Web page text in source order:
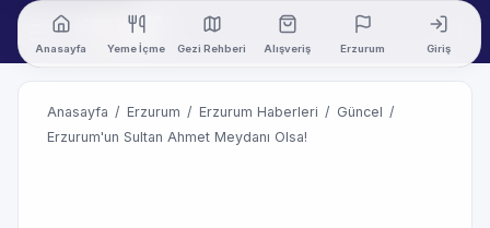
Anasayfa Yeme İçme Gezi Rehberi Alışveriş Erzurum Giriş
Anasayfa / Erzurum / Erzurum Haberleri / Güncel /
Erzurum'un Sultan Ahmet Meydanı Olsa!